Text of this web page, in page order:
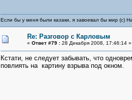
Если бы у меня были казаки, я завоевал бы мир (с)
Re: Разговор с Карловым
« Ответ #79 :28 Декабря 2008, 17:46:14 »
Кстати, не следует забывать, что
повлиять на картину взрыва под окном.